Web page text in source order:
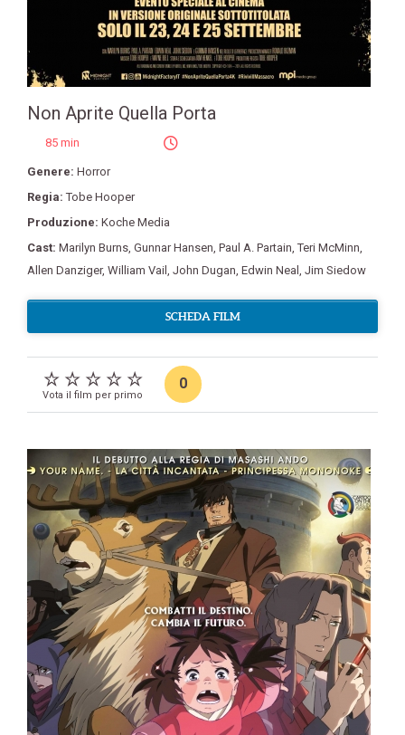
Non Aprite Quella Porta
85 min
Genere: Horror
Regia:Tobe Hooper
Produzione: Koche Media
Cast: Marilyn Burns, Gunnar Hansen, Paul A. Partain,Teri McMinn,
Allen Danziger, William Vail , John Dugan, Edwin Neal , Jim Siedow
SCHEDA FILM
Vota il film per primo
0